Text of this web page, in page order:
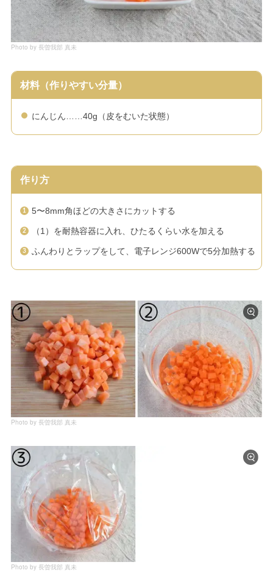
Photo by 長曽我部 真未
材料（作りやすい分量）
にんじん……40g（皮をむいた状態）
作り方
5〜8mm角ほどの大きさにカットする
（1）を耐熱容器に入れ、ひたるくらい水を加える
ふんわりとラップをして、電子レンジ600Wで5分加熱する
Photo by 長曽我部 真未
Photo by 長曽我部 真未